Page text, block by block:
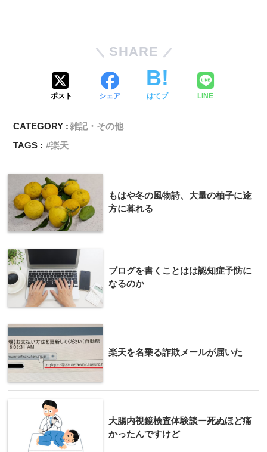
SHARE
ポスト シェア はてブ LINE
CATEGORY :雑記・その他
TAGS :
楽天
もはや冬の風物詩、大量の柚子に途
方に暮れる
ブログを書くことはは認知症予防に
なるのか
楽天を名乗る詐欺メールが届いた
大腸内視鏡検査体験談ー死ぬほど痛
かったんですけど